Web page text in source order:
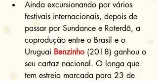
Ainda excursionando por vários
festivais internacionais, depois de
passar por Sundance e Roterdã, a
coprodução entre o Brasil e o
Uruguai Benzinho (2018) ganhou o
seu cartaz nacional. O longa que
tem estreia marcada para 23 de